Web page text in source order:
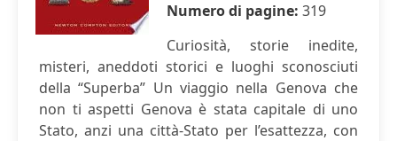
Numero di pagine: 319
Curiosità, storie inedite,
misteri, aneddoti storici e luoghi sconosciuti
della “Superba” Un viaggio nella Genova che
non ti aspetti Genova è stata capitale di uno
Stato, anzi una città-Stato per l’esattezza, con